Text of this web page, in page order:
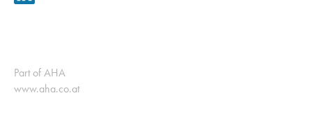
Part of AHA
www.aha.co.at